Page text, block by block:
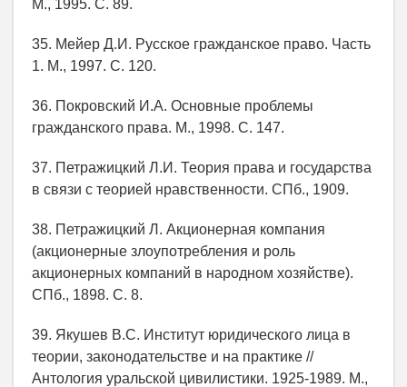
М., 1995. С. 89.
35. Мейер Д.И. Русское гражданское право. Часть
1. М., 1997. С. 120.
36. Покровский И.А. Основные проблемы
гражданского права. М., 1998. С. 147.
37. Петражицкий Л.И. Теория права и государства
в связи с теорией нравственности. СПб., 1909.
38. Петражицкий Л. Акционерная компания
(акционерные злоупотребления и роль
акционерных компаний в народном хозяйстве).
СПб., 1898. С. 8.
39. Якушев В.С. Институт юридического лица в
теории, законодательстве и на практике //
Антология уральской цивилистики. 1925-1989. М.,